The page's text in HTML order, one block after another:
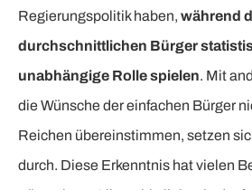
Regierungspolitik haben, während
durchschnittlichen Bürger
unabhängige Rolle spielen. Mit
die Wünsche der einfachen Bürger
Reichen übereinstimmen, setzen
durch. Diese Erkenntnis hat vielen